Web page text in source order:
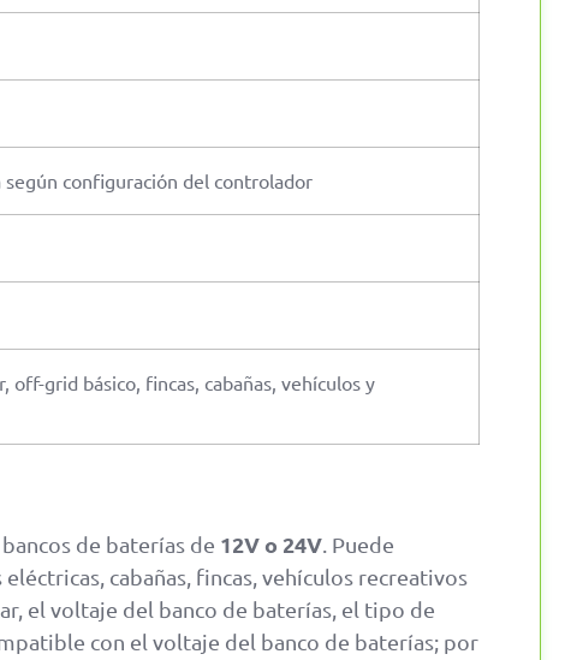
configuración del controlador
grid básico, fincas, cabañas, vehículos y
de baterías de 12V o 24V . Puede
cabañas, fincas, vehículos recreativos
el voltaje del banco de baterías, el tipo de
con el voltaje del banco de baterías; por